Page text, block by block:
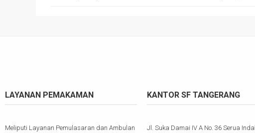
LAYANAN PEMAKAMAN
Meliputi Layanan Pemulasaran dan Ambulan
KANTOR SF TANGERANG
Jl. Suka Damai IV A No. 36 Serua